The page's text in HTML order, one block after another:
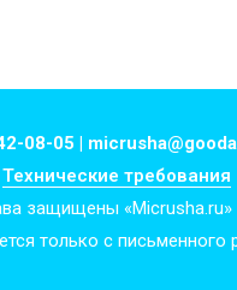
08-05 |
Технические требования
защищены «Micrusha.ru»
только с письменного